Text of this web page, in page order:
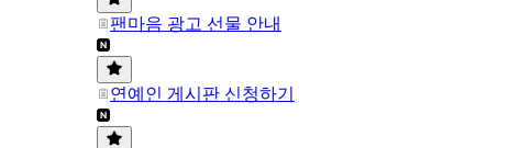
팬마음 광고 선물 안내
연예인 게시판 신청하기